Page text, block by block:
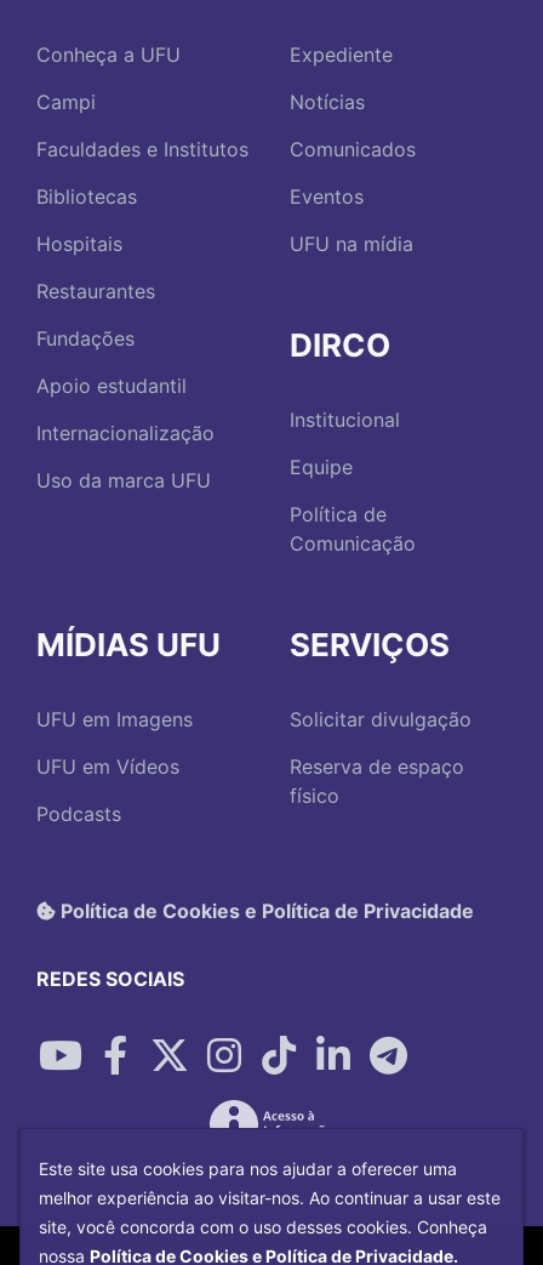
Conheça a UFU
Campi
Faculdades e Institutos
Bibliotecas
Hospitais
Restaurantes
Fundações
Apoio estudantil
Internacionalização
Uso da marca UFU
Expediente
Notícias
Comunicados
Eventos
UFU na mídia
DIRCO
Institucional
Equipe
Política de
Comunicação
MÍDIAS UFU
UFU em Imagens
UFU em Vídeos
Podcasts
SERVIÇOS
Solicitar divulgação
Reserva de espaço
físico
Política de Cookies e Política de Privacidade
REDES SOCIAIS
Copyright©2026Universidade Federal
Este site usa cookies para nos ajudar a oferecer uma
melhor experiência ao visitar-nos. Ao continuar a usar este
site, você concorda com o uso desses cookies. Conheça
nossa Política de Cookies e Política de Privacidade.